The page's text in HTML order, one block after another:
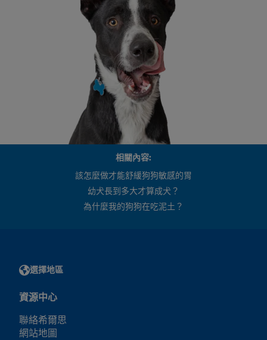
相關內容:
該怎麼做才能舒緩狗狗敏感的胃
幼犬長到多大才算成犬？
為什麼我的狗狗在吃泥土？
選擇地區
資源中心
聯絡希爾思
網站地圖